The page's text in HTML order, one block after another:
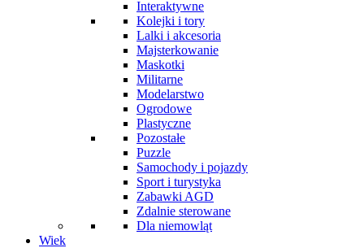
Interaktywne
Kolejki i tory
Lalki i akcesoria
Majsterkowanie
Maskotki
Militarne
Modelarstwo
Ogrodowe
Plastyczne
Pozostałe
Puzzle
Samochody i pojazdy
Sport i turystyka
Zabawki AGD
Zdalnie sterowane
Dla niemowląt
Wiek